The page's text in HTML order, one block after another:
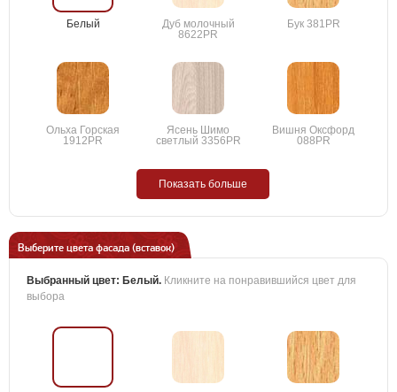
Белый
Дуб молочный
8622PR
Бук 381PR
Ольха Горская
1912PR
Ясень Шимо
светлый 3356PR
Вишня Оксфорд
088PR
Показать больше
Выберите цвета фасада (вставок)
Выбранный цвет: Белый. Кликните на понравившийся цвет для
выбора